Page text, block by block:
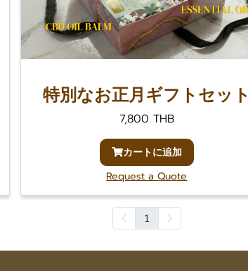
特別なお正月ギフトセット
7,800 THB
カートに追加
Request a Quote
1